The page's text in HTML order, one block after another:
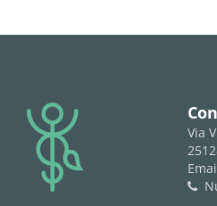
logo
Via
phone